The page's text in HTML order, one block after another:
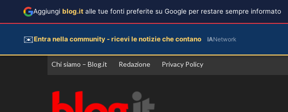
Vai
Chi siamo – Blog.it Redazione Privacy Policy
Aggiungi blog.it alle tue fonti preferite su Google per restare sempre informato
✉️Entra nella community - ricevi le notizie che contano IANetwork